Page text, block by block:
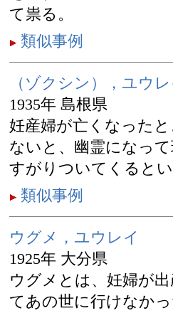
て祟る。
類似事例
（ゾクシン），ユウ
1935年 島根県
妊産婦が亡くなった
ないと、幽霊になっ
すがりついてくると
類似事例
ウグメ，ユウレイ
1925年 大分県
ウグメとは、妊婦が
てあの世に行けなか